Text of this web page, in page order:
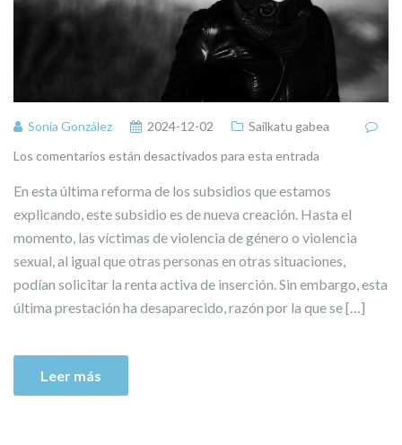
Sonia González 2024-12-02
Sailkatu gabea
Los comentarios están desactivados para esta entrada
En esta última reforma de los subsidios que estamos
explicando, este subsidio es de nueva creación. Hasta el
momento, las víctimas de violencia de género o violencia
sexual, al igual que otras personas en otras situaciones,
podían solicitar la renta activa de inserción. Sin embargo, esta
última prestación ha desaparecido, razón por la que se […]
Leer más